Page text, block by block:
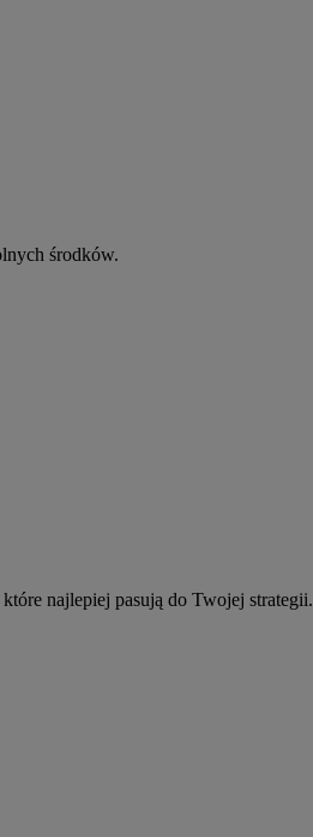
środków.
najlepiej pasują do Twojej strategii.